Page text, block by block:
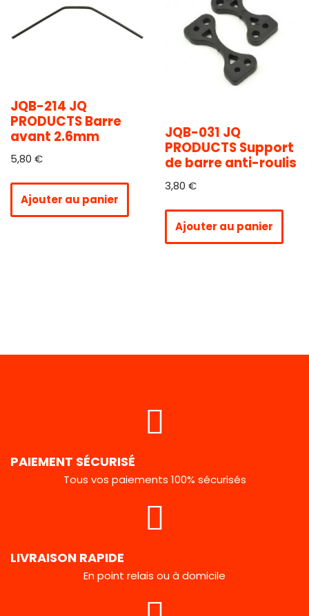
JQB-214 JQ
PRODUCTS Barre
avant 2.6mm
5,80 €
Ajouter au panier
JQB-031 JQ
PRODUCTS Support
de barre anti-roulis
3,80 €
Ajouter au panier
PAIEMENT SÉCURISÉ
Tous vos paiements 100% sécurisés
LIVRAISON RAPIDE
En point relais ou à domicile